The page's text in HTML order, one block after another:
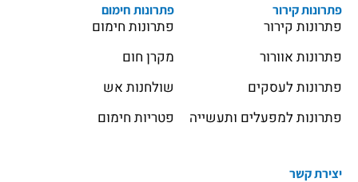
פתרונות קירור
פתרונות קירור
פתרונות אוורור
פתרונות לעסקים
פתרונות למפעלים ותעשייה
פתרונות חימום
פתרונות חימום
מקרן חום
שולחנות אש
פטריות חימום
יצירת קשר